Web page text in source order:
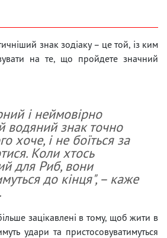
знак зодіаку – це той, із ким
на те, що пройдете значний
і неймовірно
водяний знак точно
хоче, і не боїться за
Коли хтось
для Риб, вони
до кінця", – каже
зацікавлені в тому, щоб жити в
удари та пристосовуватимуться